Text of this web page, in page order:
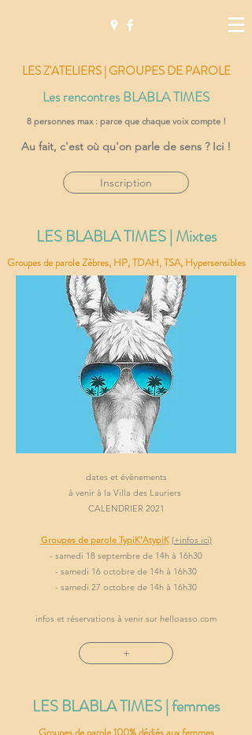
LES Z'ATELIERS | GROUPES DE PAROLE
Les rencontres BLABLA TIMES
Inscription
8 personnes max : parce que chaque voix compte !
Au fait, c'est où qu'on parle de sens ? Ici !
LES BLABLA TIMES | femmes
Groupes de parole Zèbres, HP, TDAH, TSA, Hypersensibles
LES BLABLA TIMES | Mixtes
dates et évènements
à venir à la Villa des Lauriers
CALENDRIER 2021
Groupes de parole TypiK'AtypiK (+infos ici)
- samedi 18 septembre de 14h à 16h30
- samedi 16 octobre de 14h à 16h30
- samedi 27 octobre de 14h à 16h30
infos et réservations à venir sur helloasso.com
+